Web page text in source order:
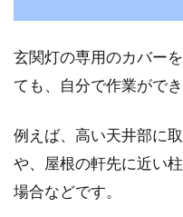
気を誘
テムの
イン
玄関灯の専用のカバー
ても、自分で作業がで
例えば、高い天井部に
や、屋根の軒先に近い
場合などです。